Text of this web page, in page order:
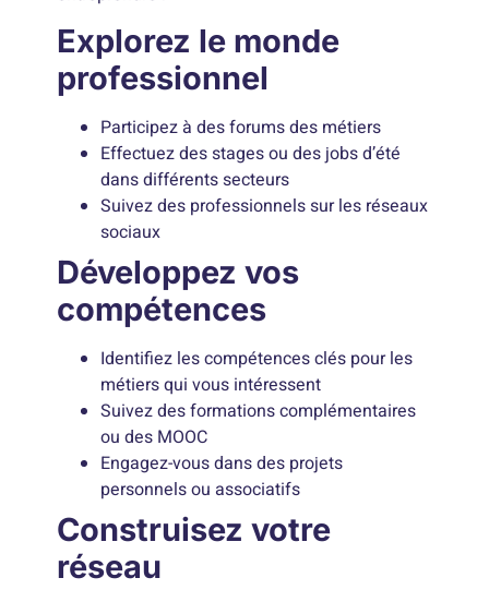
Explorez le monde
professionnel
Participez à des forums des métiers
Effectuez des stages ou des jobs d’été
dans différents secteurs
Suivez des professionnels sur les réseaux
sociaux
Développez vos
compétences
Identifiez les compétences clés pour les
métiers qui vous intéressent
Suivez des formations complémentaires
ou des MOOC
Engagez-vous dans des projets
personnels ou associatifs
Construisez votre
réseau